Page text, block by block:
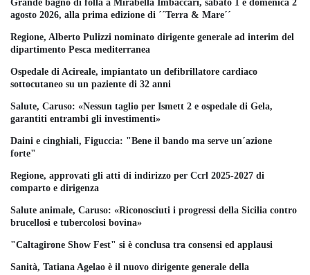
Grande bagno di folla a Mirabella Imbaccari, sabato 1 e domenica 2
agosto 2026, alla prima edizione di ´´Terra & Mare´´
Regione, Alberto Pulizzi nominato dirigente generale ad interim del
dipartimento Pesca mediterranea
Ospedale di Acireale, impiantato un defibrillatore cardiaco
sottocutaneo su un paziente di 32 anni
Salute, Caruso: «Nessun taglio per Ismett 2 e ospedale di Gela,
garantiti entrambi gli investimenti»
Daini e cinghiali, Figuccia: "Bene il bando ma serve un´azione
forte"
Regione, approvati gli atti di indirizzo per Ccrl 2025-2027 di
comparto e dirigenza
Salute animale, Caruso: «Riconosciuti i progressi della Sicilia contro
brucellosi e tubercolosi bovina»
"Caltagirone Show Fest" si è conclusa tra consensi ed applausi
Sanità, Tatiana Agelao è il nuovo dirigente generale della